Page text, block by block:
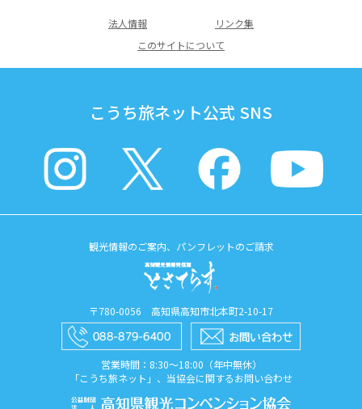
法人情報
リンク集
このサイトについて
こうち旅ネット公式 SNS
観光情報のご案内、パンフレットのご請求
〒780-0056 高知県高知市北本町2-10-17
営業時間：8:30〜18:00（年中無休）
「こうち旅ネット」、当協会に関するお問い合わせ